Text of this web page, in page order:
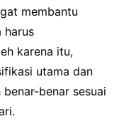
membantu
harus
karena itu,
utama dan
benar sesuai